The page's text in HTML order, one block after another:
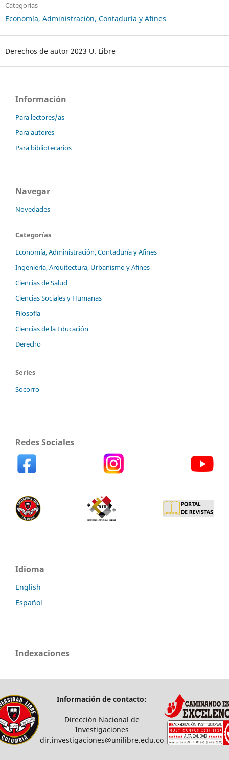
Categorías
Economía, Administración, Contaduría y Afines
Derechos de autor 2023 U. Libre
Información
Para lectores/as
Para autores
Para bibliotecarios
Navegar
Novedades
Categorías
Economía, Administración, Contaduría y Afines
Ingeniería, Arquitectura, Urbanismo y Afines
Ciencias de Salud
Ciencias Sociales y Humanas
Filosofía
Ciencias de la Educación
Derecho
Series
Socorro
Redes Sociales
Idioma
English
Español
Indexaciones
Información de contacto:
Dirección Nacional de
Investigaciones
dir.investigaciones@unilibre.edu.co